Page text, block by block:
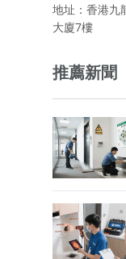
地址：香港九
大廈7樓
推薦新聞